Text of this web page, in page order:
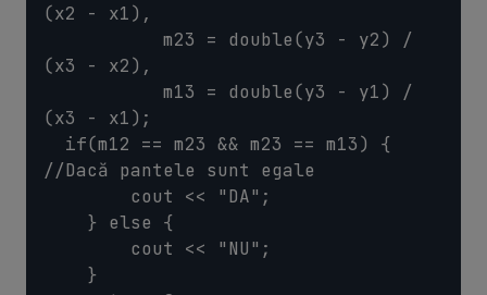
(x2 - x1),
(x3 - x2),
(x3 - x1);
//Dacă pantele sunt egale